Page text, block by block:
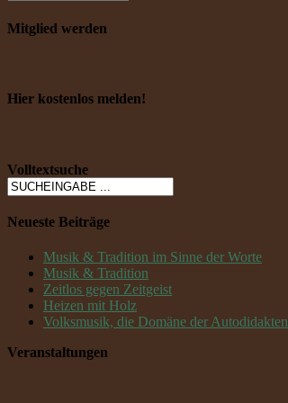
Mitglied werden
Hier kostenlos melden!
Volltextsuche
Neueste Beiträge
Musik & Tradition im Sinne der Worte
Musik & Tradition
Zeitlos gegen Zeitgeist
Heizen mit Holz
Volksmusik, die Domäne der Autodidakten
Veranstaltungen